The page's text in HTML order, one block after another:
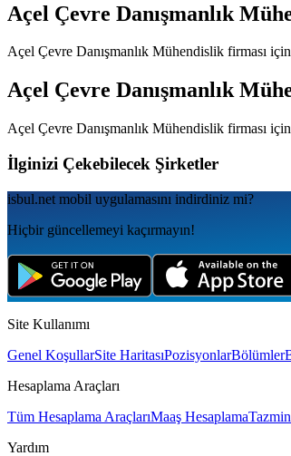
Açel Çevre Danışmanlık
Açel Çevre Danışmanlık Mühendislik firması
Açel Çevre Danışmanlık
Açel Çevre Danışmanlık Mühendislik firması
İlginizi Çekebilecek Şirketler
isbul.net mobil uygulamаsını indirdiniz mi?
Hiçbir güncellemeyi kaçırmayın!
Site Kullanımı
Genel KoşullarSite HaritasıPozisyonlarBölümler
Hesaplama Araçları
Tüm Hesaplama AraçlarıMaaş Hesaplama
Yardım